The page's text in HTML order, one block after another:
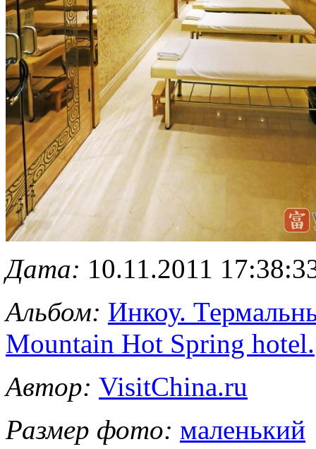
Дата: 10.11.2011
Альбом: Инкоу.
Mountain Hot Spring hotel.
Автор: VisitChina.ru
Размер фото: маленький